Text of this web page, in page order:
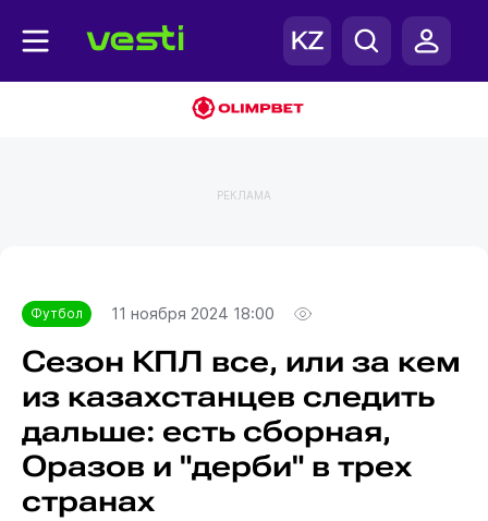
РЕКЛАМА
Футбол 11 ноября 2024 18:00
Сезон КПЛ все, или за кем
из казахстанцев следить
дальше: есть сборная,
Оразов и "дерби" в трех
странах